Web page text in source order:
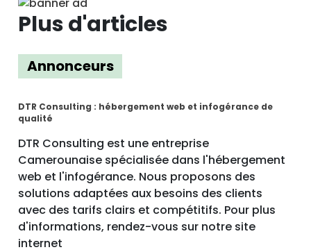
Plus d'articles
Annonceurs
DTR Consulting : hébergement web et infogérance de
qualité
DTR Consulting est une entreprise
Camerounaise spécialisée dans l'hébergement
web et l'infogérance. Nous proposons des
solutions adaptées aux besoins des clients
avec des tarifs clairs et compétitifs. Pour plus
d'informations, rendez-vous sur notre site
internet